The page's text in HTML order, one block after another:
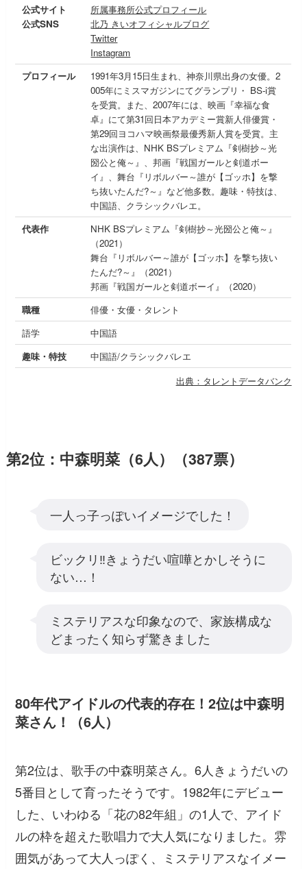
公式サイト
公式SNS
所属事務所公式プロフィール
北乃 きいオフィシャルブログ
Twitter
Instagram
プロフィール
1991年3月15日生まれ、神奈川県出身の女優。2
005年にミスマガジンにてグランプリ・ BS-i賞
を受賞。また、2007年には、映画『幸福な食
卓』にて第31回日本アカデミー賞新人俳優賞・
第29回ヨコハマ映画祭最優秀新人賞を受賞。主
な出演作は、NHK BSプレミアム『剣樹抄～光
圀公と俺～』、邦画『戦国ガールと剣道ボー
イ』、舞台『リボルバー～誰が【ゴッホ】を撃
ち抜いたんだ?～』など他多数。趣味・特技は、
中国語、クラシックバレエ。
代表作
NHK BSプレミアム『剣樹抄～光圀公と俺～』
（2021）
舞台『リボルバー～誰が【ゴッホ】を撃ち抜い
たんだ?～』（2021）
邦画『戦国ガールと剣道ボーイ』（2020）
職種
俳優・女優・タレント
語学
中国語
趣味・特技
中国語/クラシックバレエ
出典：タレントデータバンク
第2位：中森明菜（6人）（387票）
一人っ子っぽいイメージでした！
ビックリ‼️きょうだい喧嘩とかしそうに
ない…！
ミステリアスな印象なので、家族構成な
どまったく知らず驚きました
80年代アイドルの代表的存在！2位は中森明
菜さん！（6人）
第2位は、歌手の中森明菜さん。6人きょうだいの
5番目として育ったそうです。1982年にデビュー
した、いわゆる「花の82年組」の1人で、アイド
ルの枠を超えた歌唱力で大人気になりました。雰
囲気があって大人っぽく、ミステリアスなイメー